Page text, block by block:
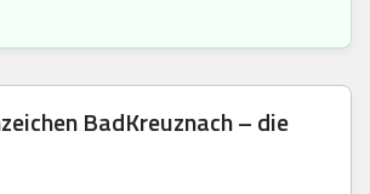
BadKreuznach – die